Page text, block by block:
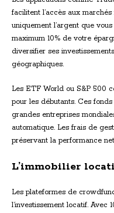
facilitent l’accès aux
uniquement l’argent que
maximum 10% de votre
diversifier ses
géographiques.
Les ETF World ou S&P 500
pour les débutants. Ces
grandes entreprises
automatique. Les frais de
préservant la performance
L’immobilier
Les plateformes de
l’investissement locatif.